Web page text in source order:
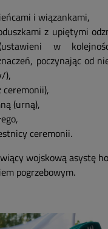
i wiązankami,
z upiętymi
w
poczynając od
),
ceremonii),
(urną),
ceremonii.
wojskową asystę
pogrzebowym.